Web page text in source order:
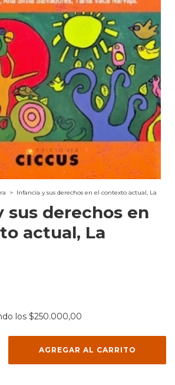
> Infancia y sus derechos en el contexto actual, La
sus derechos en
actual, La
los $250.000,00